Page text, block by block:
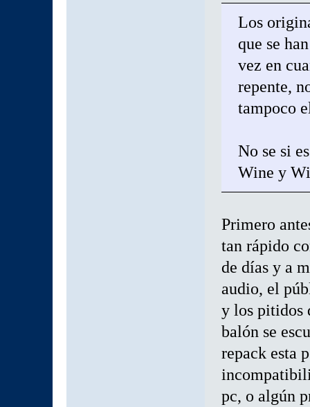
Los
que se
vez en
repente,
tampoco
No se si
Wine y
Primero
tan rápido
de días y a
audio, el
y los pitidos
balón se
repack esta
pc, o algún